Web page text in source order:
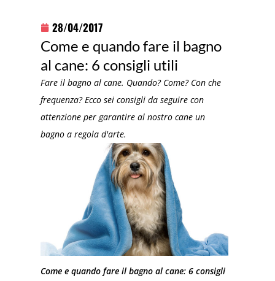
28/04/2017
Come e quando fare il bagno
al cane: 6 consigli utili
Fare il bagno al cane. Quando? Come? Con che
frequenza? Ecco sei consigli da seguire con
attenzione per garantire al nostro cane un
bagno a regola d'arte.
Come e quando fare il bagno al cane: 6 consigli